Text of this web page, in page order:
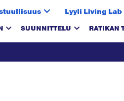
Lyyli Living Lab
SUUNNITTELU RATIKAN